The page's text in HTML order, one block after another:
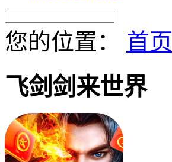
您的位置： 首页
飞剑剑来世界